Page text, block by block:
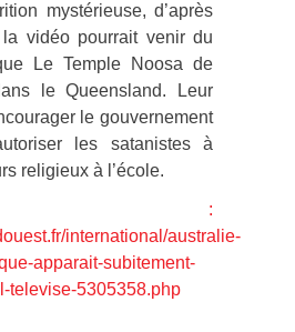
mystérieuse, d’après
vidéo pourrait venir du
Le Temple Noosa de
le Queensland. Leur
le gouvernement
les satanistes à
religieux à l’école.
:
international/australie-
apparait-subitement-
televise-5305358.php